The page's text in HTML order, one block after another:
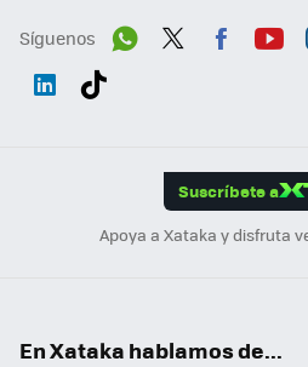
Síguenos
Suscríbete a
Apoya a Xataka y disfruta
En Xataka hablamos de...